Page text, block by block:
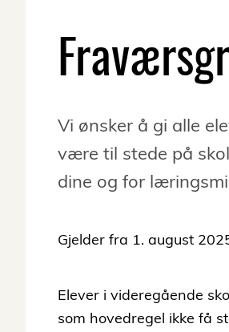
Vi ønsker å gi alle
være til stede på
dine og for
Gjelder fra 1. august
Elever i videregående
som hovedregel ikke få